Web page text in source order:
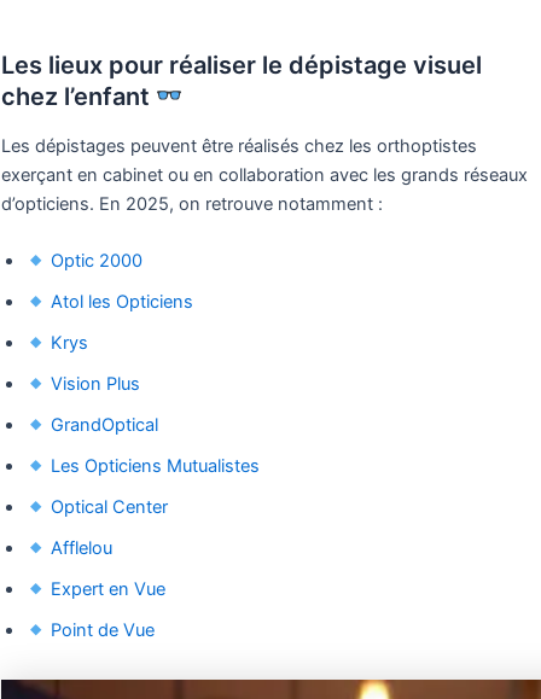
Les lieux pour réaliser le dépistage visuel
chez l’enfant
Les dépistages peuvent être réalisés chez les orthoptistes
exerçant en cabinet ou en collaboration avec les grands réseaux
d’opticiens. En 2025, on retrouve notamment :
Optic 2000
Atol les Opticiens
Krys
Vision Plus
GrandOptical
Les Opticiens Mutualistes
Optical Center
Afflelou
Expert en Vue
Point de Vue